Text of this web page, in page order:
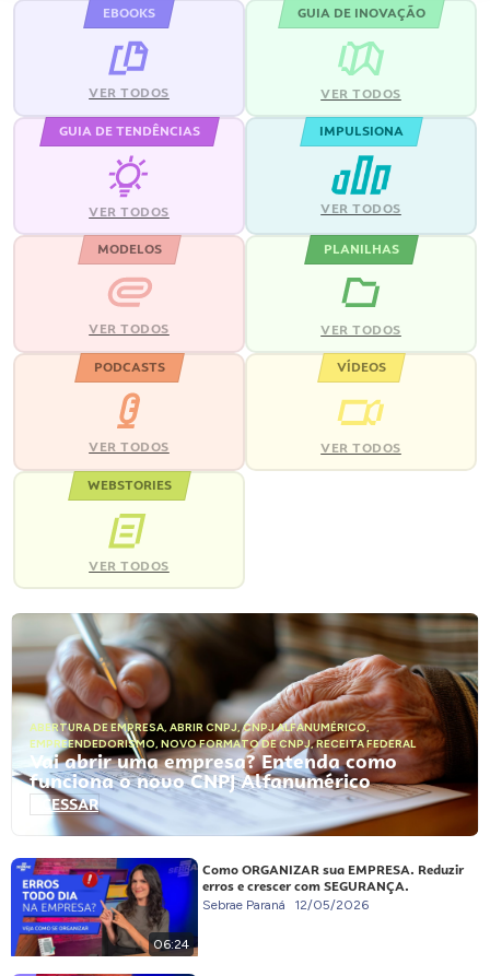
EBOOKS
VER TODOS
GUIA DE INOVAÇÃO
VER TODOS
GUIA DE TENDÊNCIAS
VER TODOS
IMPULSIONA
VER TODOS
MODELOS
VER TODOS
PLANILHAS
VER TODOS
PODCASTS
VER TODOS
VÍDEOS
VER TODOS
WEBSTORIES
VER TODOS
ABERTURA DE EMPRESA, ABRIR CNPJ,CNPJ ALFANUMÉRICO,
EMPREENDEDORISMO, NOVO FORMATO DE CNPJ,RECEITA FEDERAL
Vai abrir uma empresa? Entenda como
funciona o novo CNPJ Alfanumérico
ACESSAR
06:24
Como ORGANIZAR sua EMPRESA. Reduzir
erros e crescer com SEGURANÇA.
Sebrae Paraná 12/05/2026